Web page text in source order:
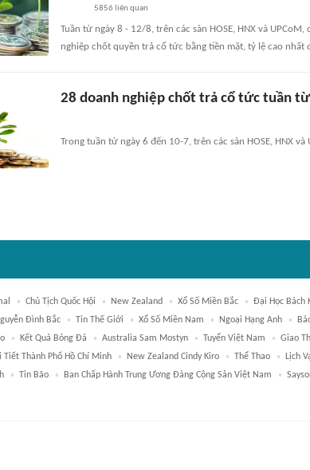
5856 liên quan
Tuần từ ngày 8 - 12/8, trên các sàn HOSE, HNX và
nghiệp chốt quyền trả cổ tức bằng tiền mặt, tỷ lệ cao nhất
28 doanh nghiệp chốt trả cổ tức tuần
Trong tuần từ ngày 6 đến 10-7, trên các sàn HOSE, HNX
Chủ Tịch Quốc Hội New Zealand Xổ Số Miền Bắc Đại Học Bách
Đình Bắc Tin Thế Giới Xổ Số Miền Nam Ngoại Hạng Anh
Kết Quả Bóng Đá Australia Sam Mostyn Tuyển Việt Nam Giao
Tiết Thành Phố Hồ Chí Minh New Zealand Cindy Kiro Thể Thao Lịch
Tin Bão Ban Chấp Hành Trung Ương Đảng Cộng Sản Việt Nam